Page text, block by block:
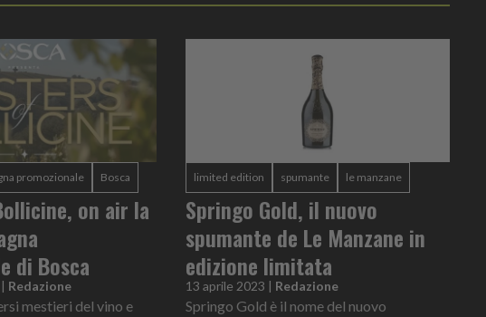
promozionale Bosca
on air la
di Bosca
| Redazione
mestieri del vino e
limited edition spumante le manzane
Springo Gold, il nuovo
spumante de Le Manzane in
edizione limitata
13 aprile 2023 | Redazione
Springo Gold è il nome del nuovo